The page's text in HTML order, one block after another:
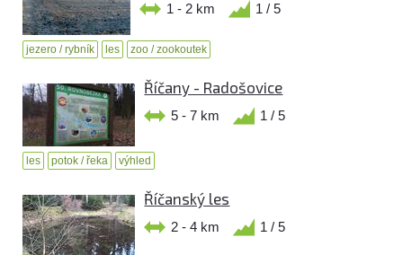
1 - 2 km 1 / 5
jezero / rybník les zoo / zookoutek
Říčany - Radošovice
5 - 7 km 1 / 5
les potok / řeka výhled
Říčanský les
2 - 4 km 1 / 5